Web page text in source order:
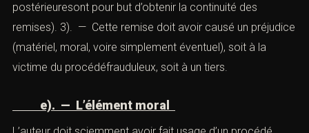
procédés de tromperie
Pour que l’escroquerie soit caractérisée, il importe que
la remise, soit déterminée par les procédés de
déterminer la remise. 2). — La fraude doit